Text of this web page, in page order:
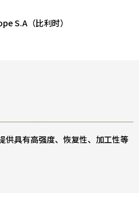
S.A（比利时）
供具有高强度、恢复性、加工性等